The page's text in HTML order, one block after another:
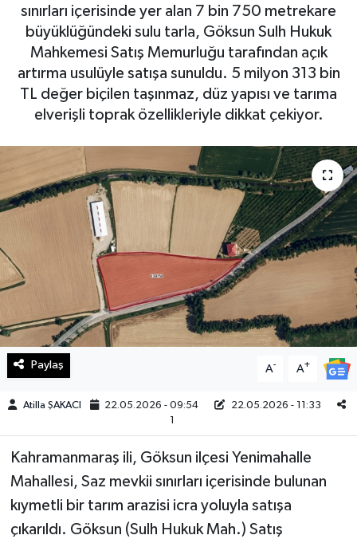
sınırları içerisinde yer alan 7 bin 750 metrekare
büyüklüğündeki sulu tarla, Göksun Sulh Hukuk
Mahkemesi Satış Memurluğu tarafından açık
artırma usulüyle satışa sunuldu. 5 milyon 313 bin
TL değer biçilen taşınmaz, düz yapısı ve tarıma
elverişli toprak özellikleriyle dikkat çekiyor.
Paylaş A- A+
Atilla ŞAKACI 22.05.2026 - 09:54
22.05.2026 - 11:33
1
Kahramanmaraş ili, Göksun ilçesi Yenimahalle
Mahallesi, Saz mevkii sınırları içerisinde bulunan
kıymetli bir tarım arazisi icra yoluyla satışa
çıkarıldı. Göksun (Sulh Hukuk Mah.) Satış
Haberde İnsan
Kültür Sanat
Magazin
Manşet Altı
Manşetler
Resmi İlan
Spor
SürManşet
Yaşam
KAHRAMANMARAŞ